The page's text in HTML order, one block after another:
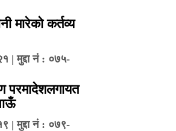
मारेको कर्तव्य
| मुद्दा नं : ०७५-
परमादेशलगायत
| मुद्दा नं : ०७९-